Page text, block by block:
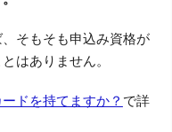
そもそも申込み資格が
はありません。
ドを持てますか？ で詳